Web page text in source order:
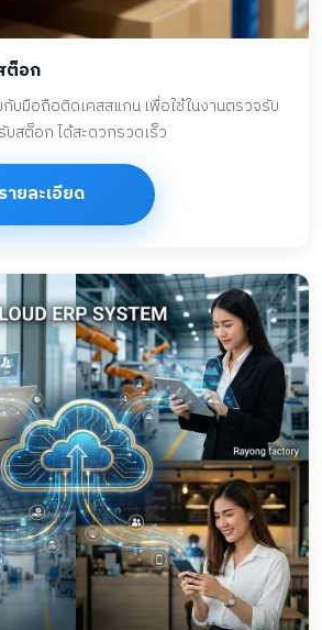
ต็อก
บมือถือติดเคสสแกน เพื่อใช้ในงานตรวจรับ
สต็อก ได้สะดวกรวดเร็ว
ยละเอียด